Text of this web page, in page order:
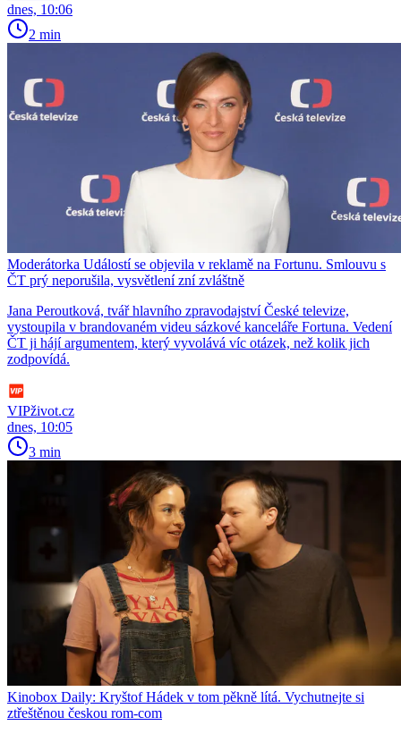
dnes, 10:06
2 min
Moderátorka Událostí se objevila v reklamě na Fortunu. Smlouvu s
ČT prý neporušila, vysvětlení zní zvláštně
Jana Peroutková, tvář hlavního zpravodajství České televize,
vystoupila v brandovaném videu sázkové kanceláře Fortuna. Vedení
ČT ji hájí argumentem, který vyvolává víc otázek, než kolik jich
zodpovídá.
VIPživot.cz
dnes, 10:05
3 min
Kinobox Daily: Kryštof Hádek v tom pěkně lítá. Vychutnejte si
ztřeštěnou českou rom-com